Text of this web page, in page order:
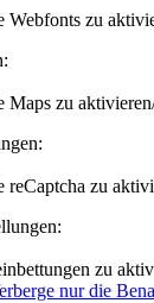
zu
zu
zu
zu
nur die